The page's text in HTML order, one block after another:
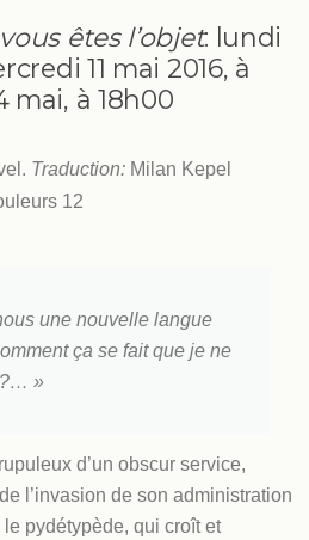
êtes l’objet: lundi
11 mai 2016, à
mai, à 18h00
Traduction: Milan Kepel
une nouvelle langue
ça se fait que je ne
?… »
d’un obscur service,
l’invasion de son administration
pydétypède, qui croît et